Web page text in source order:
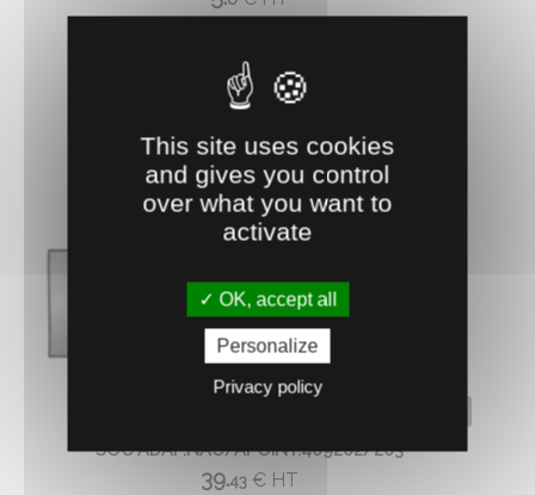
AJOUTER AU PANIER
SOC ADAP.NAU/APOINT.409202/203
39.43 € HT
This site uses cookies
and gives you control
over what you want to
activate
OK, accept all
Personalize
Privacy policy